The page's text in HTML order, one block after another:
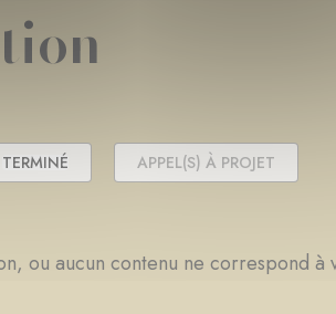
TERMINÉ APPEL(S) À PROJET
ou aucun contenu ne correspond à